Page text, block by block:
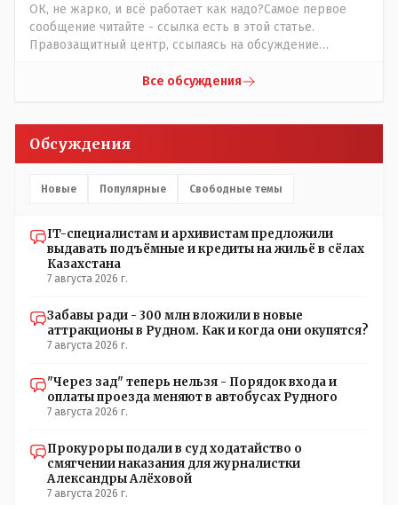
ОК, не жарко, и всё работает как надо?Самое первое
сообщение читайте - ссылка есть в этой статье.
Правозащитный центр, ссылаясь на обсуждение
прислали ему в виде аудиосообщений, пишет, что
настоящему времени их установили только в
помещениях, предназначенных для административно-
установлены кондиционеры, питьевой и температурный
противоречие. Вы считаете иначе?
Все обсуждения
Обсуждения
Новые Популярные Свободные темы
IT-специалистам и архивистам предложили
выдавать подъёмные и кредиты на жильё в сёлах
Казахстана
7 августа 2026 г.
Забавы ради - 300 млн вложили в новые
аттракционы в Рудном. Как и когда они окупятся?
7 августа 2026 г.
"Через зад" теперь нельзя - Порядок входа и
оплаты проезда меняют в автобусах Рудного
7 августа 2026 г.
Прокуроры подали в суд ходатайство о
смягчении наказания для журналистки
Александры Алёховой
7 августа 2026 г.